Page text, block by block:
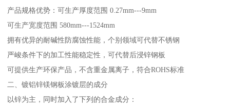
产品规格优势：可生产厚度范围 0.27mm---9mm
可生产宽度范围 580mm---1524mm
拥有优异的耐碱性防腐蚀性能，个别领域可代替不锈钢
严峻条件下的加工性能稳定性，可代替后浸锌钢板
可提供生产环保产品，不含重金属离子，符合ROHS标准
二、镀铝锌镁钢板涂镀层的成分
以锌为主，同时加入了下列的合金成分：